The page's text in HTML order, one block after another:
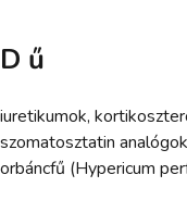
D ű
iuretikumok,
szomatosztatin
orbáncfű (Hypericum